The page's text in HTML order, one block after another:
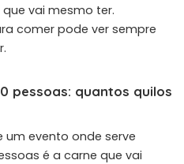
vai mesmo ter.
comer pode ver sempre
pessoas: quantos quilos
evento onde serve
é a carne que vai